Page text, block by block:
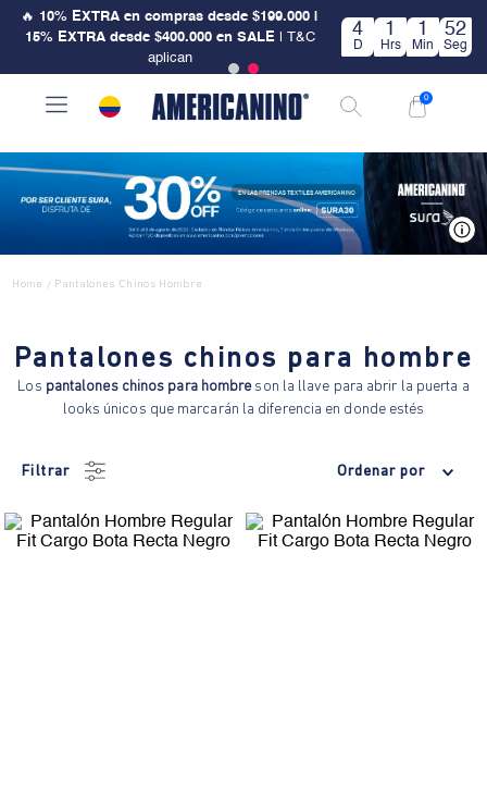
🔥 10% EXTRA en compras desde $199.000 |
15% EXTRA desde $400.000 en SALE| T&C
aplican
4
D
1
Hrs
1
Min
52
Seg
0
Home / Pantalones Chinos Hombre
Pantalones chinos para hombre
Los pantalones chinos para hombreson la llave para abrir la puerta a
looks únicos que marcarán la diferencia en donde estés
Filtrar Ordenar por